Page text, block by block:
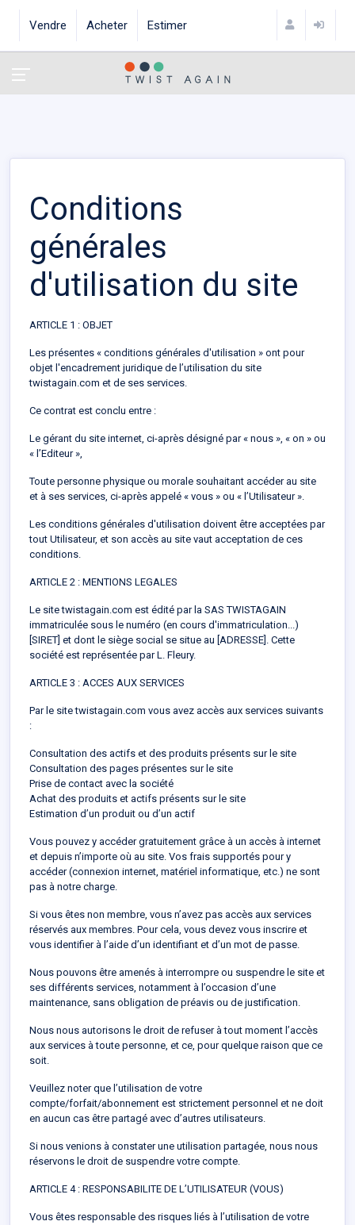
Vendre Acheter Estimer
Conditions
générales
d'utilisation du site
ARTICLE 1 : OBJET
Les présentes « conditions générales d'utilisation » ont pour
objet l'encadrement juridique de l’utilisation du site
twistagain.com et de ses services.
Ce contrat est conclu entre :
Le gérant du site internet, ci-après désigné par « nous », « on » ou
« l’Editeur »,
Toute personne physique ou morale souhaitant accéder au site
et à ses services, ci-après appelé « vous » ou « l’Utilisateur ».
Les conditions générales d'utilisation doivent être acceptées par
tout Utilisateur, et son accès au site vaut acceptation de ces
conditions.
ARTICLE 2 : MENTIONS LEGALES
Le site twistagain.com est édité par la SAS TWISTAGAIN
immatriculée sous le numéro (en cours d'immatriculation...)
[SIRET] et dont le siège social se situe au [ADRESSE]. Cette
société est représentée par L. Fleury.
ARTICLE 3 : ACCES AUX SERVICES
Par le site twistagain.com vous avez accès aux services suivants
:
Consultation des actifs et des produits présents sur le site
Consultation des pages présentes sur le site
Prise de contact avec la société
Achat des produits et actifs présents sur le site
Estimation d’un produit ou d’un actif
Vous pouvez y accéder gratuitement grâce à un accès à internet
et depuis n’importe où au site. Vos frais supportés pour y
accéder (connexion internet, matériel informatique, etc.) ne sont
pas à notre charge.
Si vous êtes non membre, vous n’avez pas accès aux services
réservés aux membres. Pour cela, vous devez vous inscrire et
vous identifier à l’aide d’un identifiant et d’un mot de passe.
Nous pouvons être amenés à interrompre ou suspendre le site et
ses différents services, notamment à l’occasion d’une
maintenance, sans obligation de préavis ou de justification.
Nous nous autorisons le droit de refuser à tout moment l’accès
aux services à toute personne, et ce, pour quelque raison que ce
soit.
Veuillez noter que l’utilisation de votre
compte/forfait/abonnement est strictement personnel et ne doit
en aucun cas être partagé avec d’autres utilisateurs.
Si nous venions à constater une utilisation partagée, nous nous
réservons le droit de suspendre votre compte.
ARTICLE 4 : RESPONSABILITE DE L’UTILISATEUR (VOUS)
Vous êtes responsable des risques liés à l’utilisation de votre